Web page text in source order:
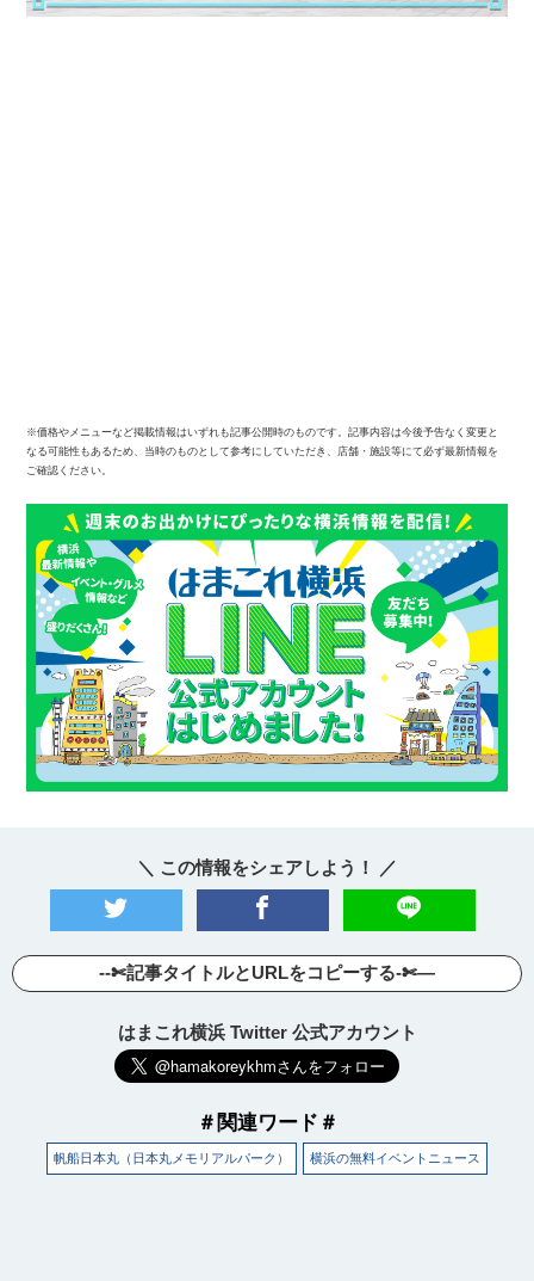
※価格やメニューなど掲載情報はいずれも記事公開時のものです。記事内容は今後予告なく変更と
なる可能性もあるため、当時のものとして参考にしていただき、店舗・施設等にて必ず最新情報を
ご確認ください。
＼ この情報をシェアしよう！ ／
--✄記事タイトルとURLをコピーする-✄—
はまこれ横浜 Twitter 公式アカウント
＃関連ワード＃
帆船日本丸（日本丸メモリアルパーク） 横浜の無料イベントニュース